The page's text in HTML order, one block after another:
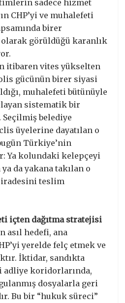
sadece hizmet
CHP’yi ve muhalefeti
birer
olarak görüldüğü karanlık
itibaren vites yükselten
gücünün birer siyasi
muhalefeti bütünüyle
sistematik bir
Seçilmiş belediye
üyelerine dayatılan o
Türkiye’nin
Ya kolundaki kelepçeyi
da yakana takılan o
teslim
içten dağıtma stratejisi
asıl hedefi, ana
yerelde felç etmek ve
İktidar, sandıkta
koridorlarında,
dosyalarla geri
Bu bir “hukuk süreci”